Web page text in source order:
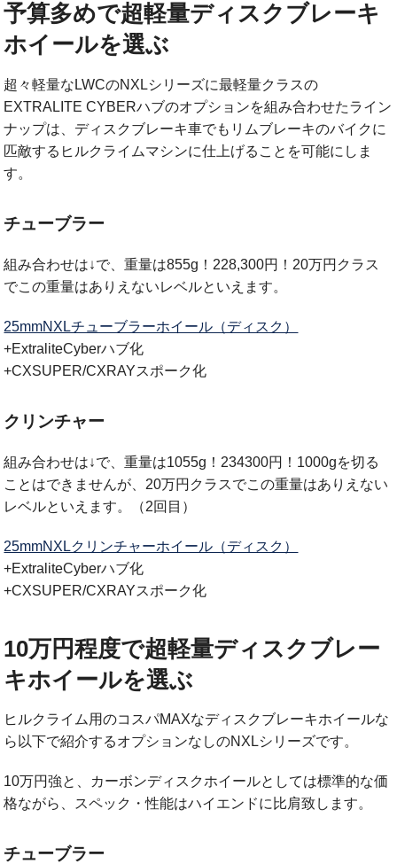
予算多めで超軽量ディスクブレーキ
ホイールを選ぶ
超々軽量なLWCのNXLシリーズに最軽量クラスの
EXTRALITE CYBERハブのオプションを組み合わせたライン
ナップは、ディスクブレーキ車でもリムブレーキのバイクに
匹敵するヒルクライムマシンに仕上げることを可能にしま
す。
チューブラー
組み合わせは↓で、重量は855g！228,300円！20万円クラス
でこの重量はありえないレベルといえます。
25mmNXLチューブラーホイール（ディスク）
+ExtraliteCyberハブ化
+CXSUPER/CXRAYスポーク化
クリンチャー
組み合わせは↓で、重量は1055g！234300円！1000gを切る
ことはできませんが、20万円クラスでこの重量はありえない
レベルといえます。（2回目）
25mmNXLクリンチャーホイール（ディスク）
+ExtraliteCyberハブ化
+CXSUPER/CXRAYスポーク化
10万円程度で超軽量ディスクブレー
キホイールを選ぶ
ヒルクライム用のコスパMAXなディスクブレーキホイールな
ら以下で紹介するオプションなしのNXLシリーズです。
10万円強と、カーボンディスクホイールとしては標準的な価
格ながら、スペック・性能はハイエンドに比肩致します。
チューブラー